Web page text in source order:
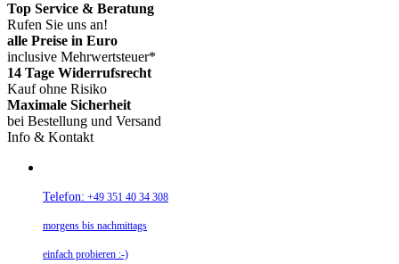
Top Service & Beratung
Rufen Sie uns an!
alle Preise in Euro
inclusive Mehrwertsteuer*
14 Tage Widerrufsrecht
Kauf ohne Risiko
Maximale Sicherheit
bei Bestellung und Versand
Info & Kontakt
Telefon: +49 351 40 34 308
morgens bis nachmittags
einfach probieren :-)